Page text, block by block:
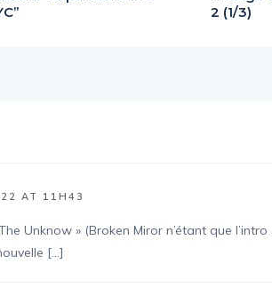
2 (1/3)
AT 11H43
Unknow » (Broken Miror n’étant que
[…]